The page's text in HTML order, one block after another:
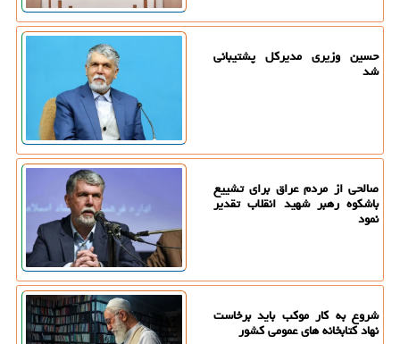
حسین وزیری مدیرکل پشتیبانی
شد
صالحی از مردم عراق برای تشییع
باشکوه رهبر شهید انقلاب تقدیر
نمود
شروع به کار موکب باید برخاست
نهاد کتابخانه های عمومی کشور